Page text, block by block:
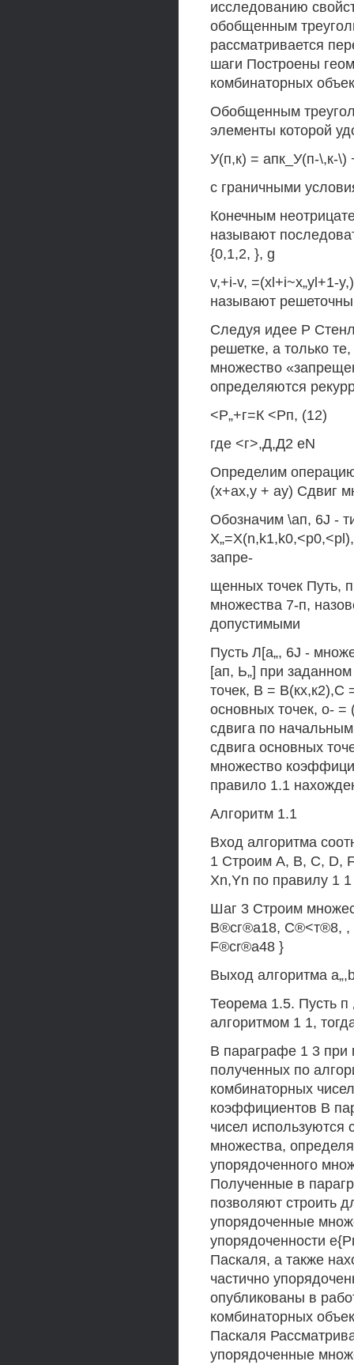
исследованию
обобщенным
рассматривается
шаги Построены
комбинаторных
Обобщенным
элементы которой
У(п,к) = апк_У(п-\,к-\)
с граничными
Конечным
называют
{0,1,2, }, g
v,+i-v, =(xl+i~x„yl+1-
называют
Следуя идее Р
решетке, а только
множество
определяются
<Р„+г=К <Рп, (12)
где <г>,Д,Д2 eN
Определим
(х+ах,у + ау) Сдвиг
Обозначим \ап, 6J -
запре-
щенных точек Путь,
множества 7-п,
допустимыми
Пусть Л[а„, 6J -
[ап, Ь„] при
точек, В = В(кх,к2),С
основных точек, о- =
сдвига по
сдвига основных
множество
правило 1.1
Алгоритм 1.1
Вход алгоритма
1 Строим А, В, С, D,
Xn,Yn по правилу 1 1
Шаг 3 Строим
В®сг®а18, С®<т®8,
F®cr®a48 }
Выход алгоритма
Теорема 1.5. Пусть п
алгоритмом 1 1,
В параграфе 1 3 при
полученных по
комбинаторных
коэффициентов В
чисел используются
множества,
упорядоченного
Полученные в
позволяют строить
упорядоченные
упорядоченности
Паскаля, а также
частично
опубликованы в
комбинаторных
Паскаля
упорядоченные